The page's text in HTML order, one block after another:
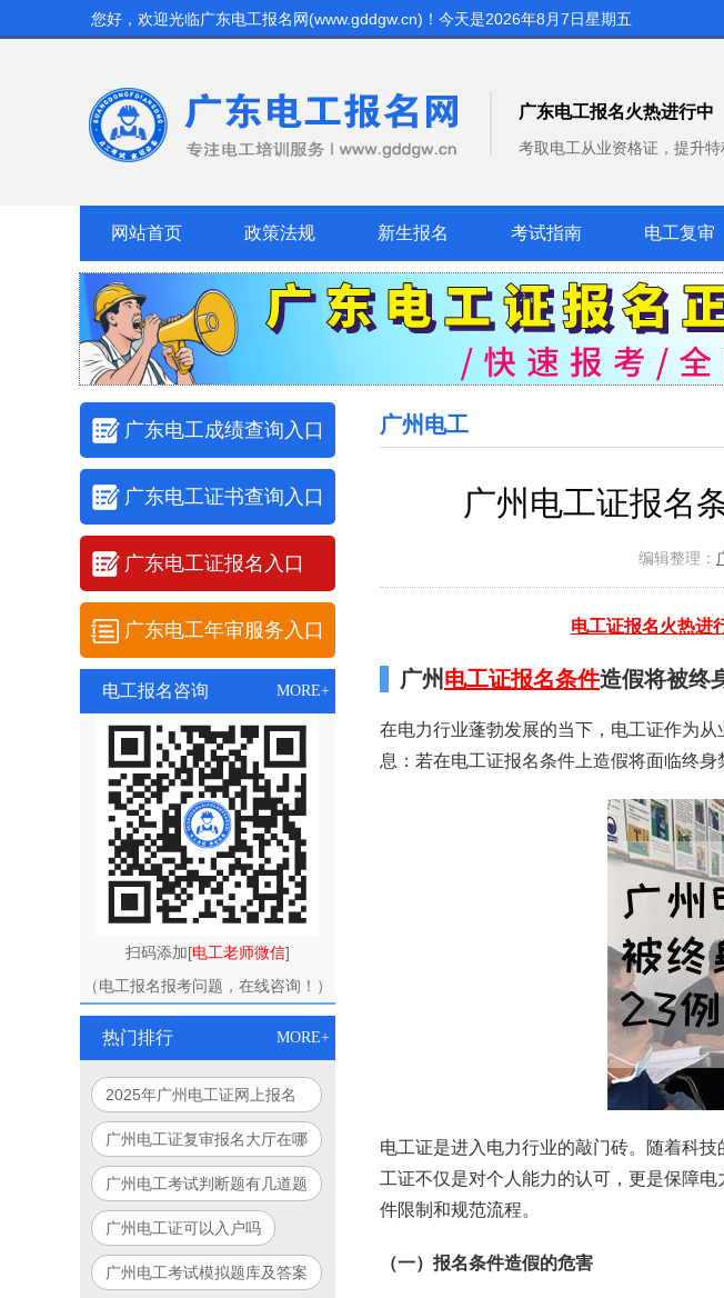
您好，欢迎光临广东电工报名网(www.gddgw.cn) ！今天是2026年8月7日星期五
广东电工报名火热进行中
考取电工从业资格证，提升
网站首页 政策法规 新生报名 考试指南 电工复审
广东电工成绩查询入口
广东电工证书查询入口
广东电工证报名入口
广东电工年审服务入口
电工报名咨询 MORE+
扫码添加[电工老师微信]
（电工报名报考问题，在线咨询！）
热门排行 MORE+
2025年广州电工证网上报名
入口官网指南
广州电工证复审报名大厅在哪
里
广州电工考试判断题有几道题
广州电工证可以入户吗
广州电工考试模拟题库及答案
广州电工
广州电工证报名
编辑整理：
电工证报名火热进
广州电工证报名条件造假将被终
在电力行业蓬勃发展的当下，电工证作为
息：若在电工证报名条件上造假将面临终身
电工证是进入电力行业的敲门砖。随着科
工证不仅是对个人能力的认可，更是保障
件限制和规范流程。
（一）报名条件造假的危害